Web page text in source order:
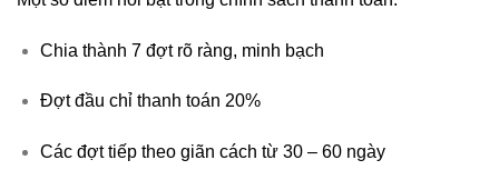
Chia thành 7 đợt rõ ràng, minh bạch
Đợt đầu chỉ thanh toán 20%
Các đợt tiếp theo giãn cách từ 30 – 60 ngày